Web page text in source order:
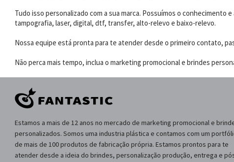
Tudo isso personalizado com a sua marca. Possuímos o
tampografia, laser, digital, dtf, transfer, alto-relevo e baixo-relevo.
Nossa equipe está pronta para te atender desde o primeiro contato,
Não perca mais tempo, inclua o marketing promocional e brindes
Estamos a mais de 12 anos no mercado de marketing promocional e
personalizados. Somos uma industria plástica e contamos com um
de mais de 100 produtos de fabricação própria. Estamos prontos para te
atender desde a ideia do brindes, personalização produção, entrega e